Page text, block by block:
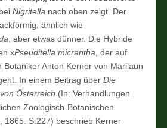
beiNigritella nach oben zeigt. Der
ähnlich wie
, aber etwas dünner. Die Hybride
xPseuditella micrantha , der auf
Botaniker Anton Kerner von Marilaun
In einem Beitrag überDie
Österreich (In: Verhandlungen
Zoologisch-Botanischen
1865. S.227) beschrieb Kerner